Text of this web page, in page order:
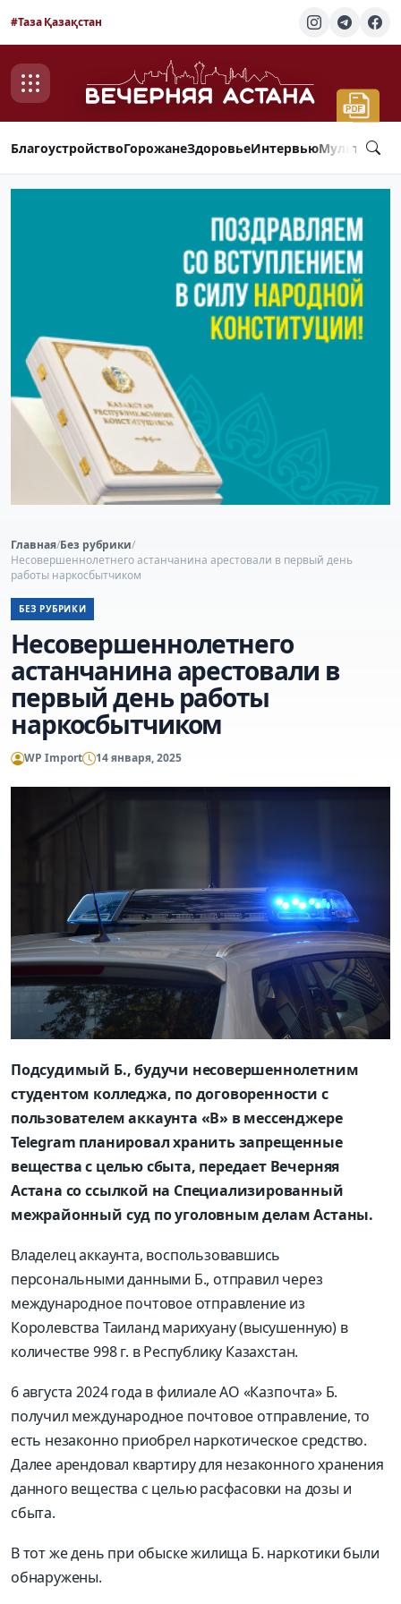
#Таза Қазақстан
БлагоустройствоГорожанеЗдоровьеИнтервью
Главная/Без рубрики/
Несовершеннолетнего астанчанина арестовали в первый день
работы наркосбытчиком
БЕЗ РУБРИКИ
Несовершеннолетнего
астанчанина арестовали в
первый день работы
наркосбытчиком
WP Import 14 января, 2025
Подсудимый Б., будучи несовершеннолетним
студентом колледжа, по договоренности с
пользователем аккаунта «В» в мессенджере
Telegram планировал хранить запрещенные
вещества с целью сбыта, передает Вечерняя
Астана со ссылкой на Специализированный
межрайонный суд по уголовным делам Астаны.
Владелец аккаунта, воспользовавшись
персональными данными Б., отправил через
международное почтовое отправление из
Королевства Таиланд марихуану (высушенную) в
количестве 998 г. в Республику Казахстан.
6 августа 2024 года в филиале АО «Казпочта» Б.
получил международное почтовое отправление, то
есть незаконно приобрел наркотическое средство.
Далее арендовал квартиру для незаконного хранения
данного вещества с целью расфасовки на дозы и
сбыта.
В тот же день при обыске жилища Б. наркотики были
обнаружены.